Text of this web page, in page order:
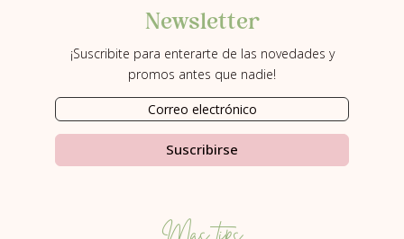
Newsletter
¡Suscribite para enterarte de las novedades y
promos antes que nadie!
Suscribirse